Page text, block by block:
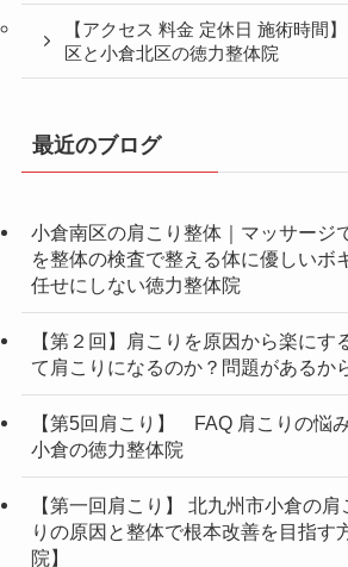
【アクセス 料金 定休日 施術時間
区と小倉北区の徳力整体院
最近のブログ
小倉南区の肩こり整体｜マッサージ
を整体の検査で整える体に優しいボ
任せにしない徳力整体院
【第２回】肩こりを原因から楽にす
て肩こりになるのか？問題があるか
【第5回肩こり】 FAQ 肩こりの悩
小倉の徳力整体院
【第一回肩こり】 北九州市小倉の
りの原因と整体で根本改善を目指す
院】